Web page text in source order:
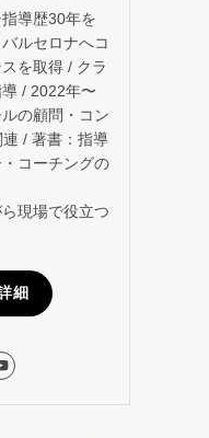
導歴30年を
ルセロナへコ
を取得 / クラ
/ 2022年〜
の顧問・コン
/ 著書：指導
コーチングの
現場で役立つ
細